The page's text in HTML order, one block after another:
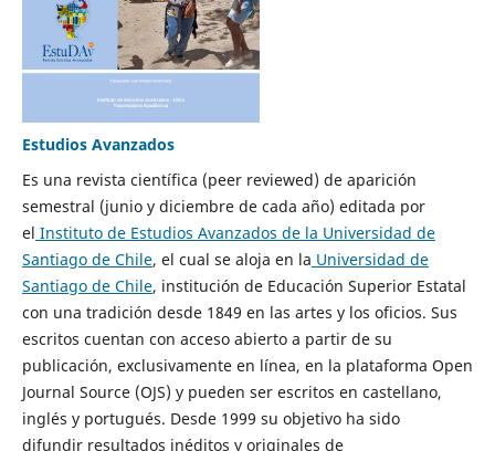
Estudios Avanzados
Es una revista científica (peer reviewed) de aparición
semestral (junio y diciembre de cada año) editada por
el Instituto de Estudios Avanzados de la Universidad de
Santiago de Chile, el cual se aloja en la Universidad de
Santiago de Chile, institución de Educación Superior Estatal
con una tradición desde 1849 en las artes y los oficios. Sus
escritos cuentan con acceso abierto a partir de su
publicación, exclusivamente en línea, en la plataforma Open
Journal Source (OJS) y pueden ser escritos en castellano,
inglés y portugués. Desde 1999 su objetivo ha sido
difundir resultados inéditos y originales de